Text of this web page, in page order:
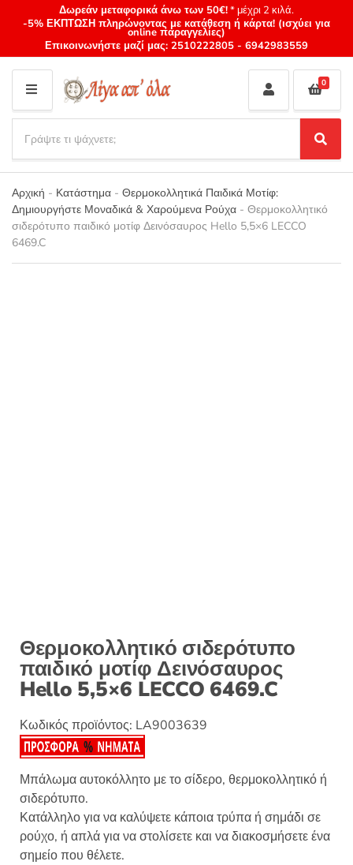
Δωρεάν μεταφορικά άνω των 50€!* μέχρι 2 κιλά.
-5% ΕΚΠΤΩΣΗ πληρώνοντας με κατάθεση ή κάρτα! (ισχύει για
online παραγγελίες)
Επικοινωνήστε μαζί μας: 2510222805 - 6942983559
M
E
N
U
Category
name
a
r
c
h
p
r
o
S
e
a
c
0
Αρχική - Κατάστημα - Θερμοκολλητικά Παιδικά Μοτίφ:
Δημιουργήστε Μοναδικά & Χαρούμενα Ρούχα - Θερμοκολλητικό
σιδερότυπο παιδικό μοτίφ Δεινόσαυρος Hello 5,5×6 LECCO
6469.C
Θερμοκολλητικό σιδερότυπο
παιδικό μοτίφ Δεινόσαυρος
Hello 5,5×6 LECCO 6469.C
Κωδικός προϊόντος: LA9003639
Μπάλωμα αυτοκόλλητο με το σίδερο, θερμοκολλητικό ή
σιδερότυπο.
Κατάλληλο για να καλύψετε κάποια τρύπα ή σημάδι σε
ρούχο, ή απλά για να στολίσετε και να διακοσμήσετε ένα
σημείο που θέλετε.